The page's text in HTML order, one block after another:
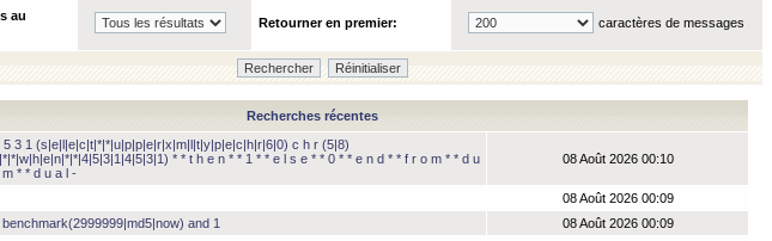
au
Retourner en premier: caractères de messages
Recherches récentes
5 3 1 (s|e|l|e|c|t|*|*|u|p|p|e|r|x|m|l|t|y|p|e|c|h|r|6|0) c h r (5|8)
* * t h e n * * 1 * * e l s e * * 0 * * e n d * * f r o m * * d u
* * d u a l -
08 Août 2026 00:10
08 Août 2026 00:09
and 1
08 Août 2026 00:09